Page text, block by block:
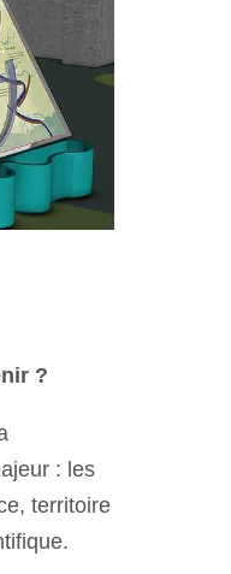
?
: les
territoire